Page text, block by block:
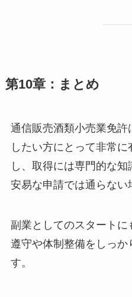
第10章：まとめ
通信販売酒類小売業免
したい方にとって非常
し、取得には専門的な知
安易な申請では通らない
副業としてのスタート
遵守や体制整備をしっ
す。